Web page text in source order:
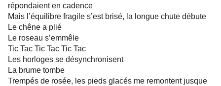
répondaient en cadence
Mais l’équilibre fragile s’est brisé, la longue chute débute
Le chêne a plié
Le roseau s’emmêle
Tic Tac Tic Tac Tic Tac
Les horloges se désynchronisent
La brume tombe
Trempés de rosée, les pieds glacés me remontent jusque